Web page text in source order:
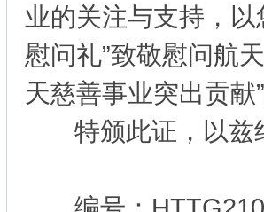
业的关注与支持，
慰问礼”致敬慰问航
天慈善事业突出贡献
特颁此证，以兹